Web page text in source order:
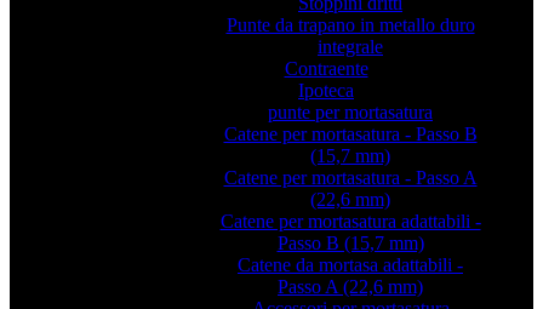
Punte da trapano in metallo duro
integrale
Contraente
Ipoteca
punte per mortasatura
Catene per mortasatura - Passo B
(15,7 mm)
Catene per mortasatura - Passo A
(22,6 mm)
Catene per mortasatura adattabili -
Passo B (15,7 mm)
Catene da mortasa adattabili -
Passo A (22,6 mm)